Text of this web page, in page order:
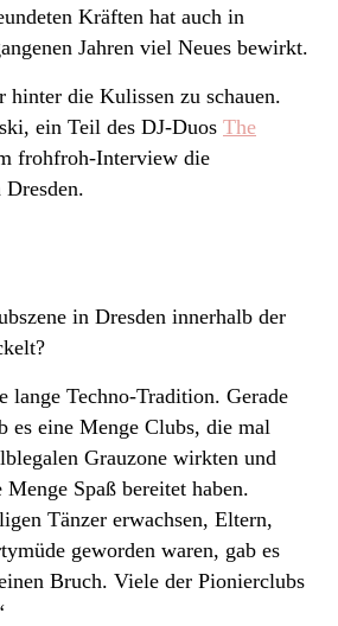
Kräften hat auch in
Jahren viel Neues bewirkt.
hinter die Kulissen zu schauen.
ein Teil des DJ-Duos The
frohfroh-Interview die
Dresden.
in Dresden innerhalb der
lange Techno-Tradition. Gerade
es eine Menge Clubs, die mal
Grauzone wirkten und
Spaß bereitet haben.
Tänzer erwachsen, Eltern,
geworden waren, gab es
Bruch. Viele der Pionierclubs